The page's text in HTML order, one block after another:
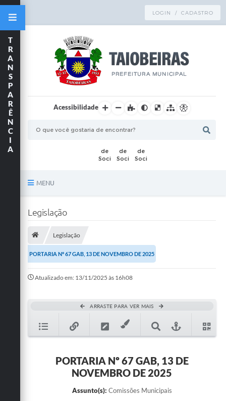
LOGIN / CADASTRO
Acessibilidade
MENU
Publicações
A Prefeitura
Ouvidoria
Legislação
T
R
A
N
S
P
A
R
Ê
N
C
I
A
Legislação
Legislação
PORTARIA Nº 67 GAB, 13 DE NOVEMBRO DE 2025
Atualizado em: 13/11/2025 às 16h08
ARRASTE PARA VER MAIS
PORTARIA Nº 67 GAB, 13 DE
NOVEMBRO DE 2025
Assunto(s): Comissões Municipais